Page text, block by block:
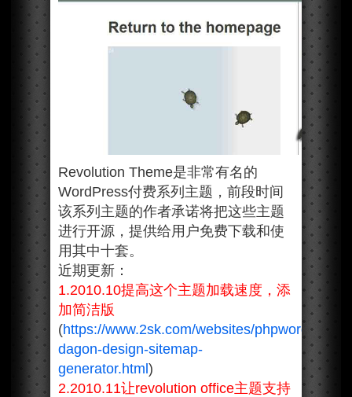
Revolution Theme是非常有名的
WordPress付费系列主题，前段时间
该系列主题的作者承诺将把这些主题
进行开源，提供给用户免费下载和使
用其中十套。
近期更新：
1.2010.10提高这个主题加载速度，添
加简洁版
(https://www.2sk.com/websites/phpwordpress/
dagon-design-sitemap-
generator.html )
2.2010.11让revolution office主题支持